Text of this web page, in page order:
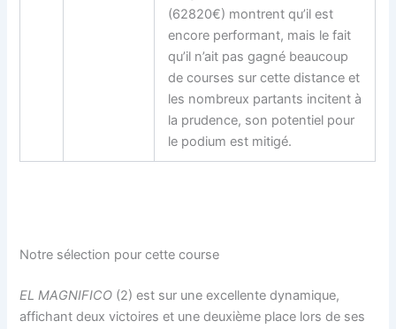
(62820€) montrent qu’il est
encore performant, mais le fait
qu’il n’ait pas gagné beaucoup
de courses sur cette distance et
les nombreux partants incitent à
la prudence, son potentiel pour
le podium est mitigé.
Notre sélection pour cette course
EL MAGNIFICO (2) est sur une excellente dynamique,
affichant deux victoires et une deuxième place lors de ses